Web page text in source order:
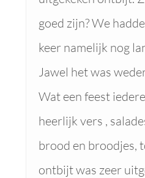
goed zijn? We
keer namelijk nog
Jawel het was
Wat een feest
heerlijk vers ,
brood en broodjes,
ontbijt was zeer